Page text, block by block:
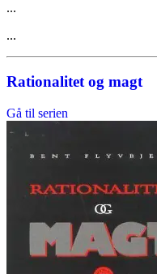
...
...
Rationalitet og magt
Gå til serien